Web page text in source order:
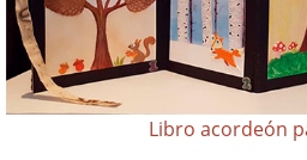
Libro acordeón